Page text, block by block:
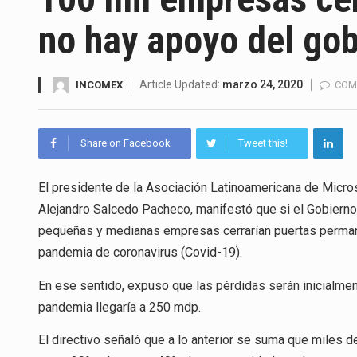
La Coalition for a Prosperous
Solo el 17.8 % de las
Ante la suspensión temporal
Los créditos fiscales
La industria automotriz
La inversión fija bruta en
El gobierno de Estados
El Departamento de
no hay apoyo del
INCOMEX Article Updated: marzo 24, 2020
Share on Facebook Tweet this!
El presidente de la Asociación Latinoamericana de
Alejandro Salcedo Pacheco, manifestó que si el
pequeñas y medianas empresas cerrarían puertas
pandemia de coronavirus (Covid-19).
En ese sentido, expuso que las pérdidas serán
pandemia llegaría a 250 mdp.
El directivo señaló que a lo anterior se suma que miles